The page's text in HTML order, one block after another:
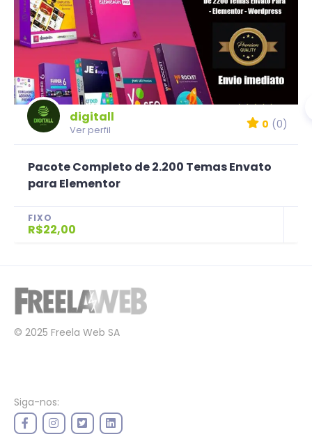
digitall
Ver perfil 0 (0)
Pacote Completo de 2.200 Temas Envato
para Elementor
FIXO
R$22,00
© 2025 Freela Web SA
Siga-nos: